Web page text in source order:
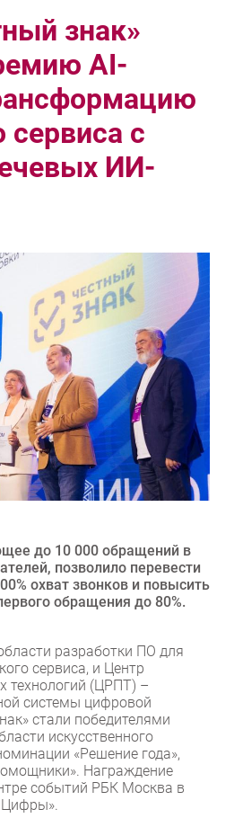
знак»
AI-
сервиса с
ИИ-
до 10 000 обращений в
позволило перевести
охват звонков и повысить
обращения до 80%.
разработки ПО для
сервиса, и Центр
технологий (ЦРПТ) –
системы цифровой
стали победителями
искусственного
«Решение года»,
Награждение
событий РБК Москва в